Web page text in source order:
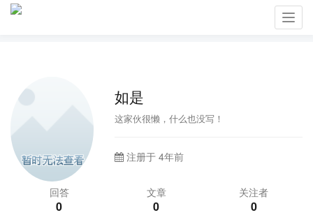
如是
这家伙很懒，什么也没写！
注册于 4年前
回答
0
文章
0
关注者
0